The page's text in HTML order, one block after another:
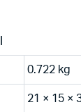
0.722 kg
21 × 15 ×